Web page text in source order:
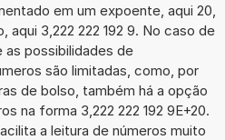
em um expoente, aqui 20,
aqui 3,222 222 192 9. No caso de
possibilidades de
são limitadas, como, por
de bolso, também há a opção
na forma 3,222 222 192 9E+20.
a leitura de números muito